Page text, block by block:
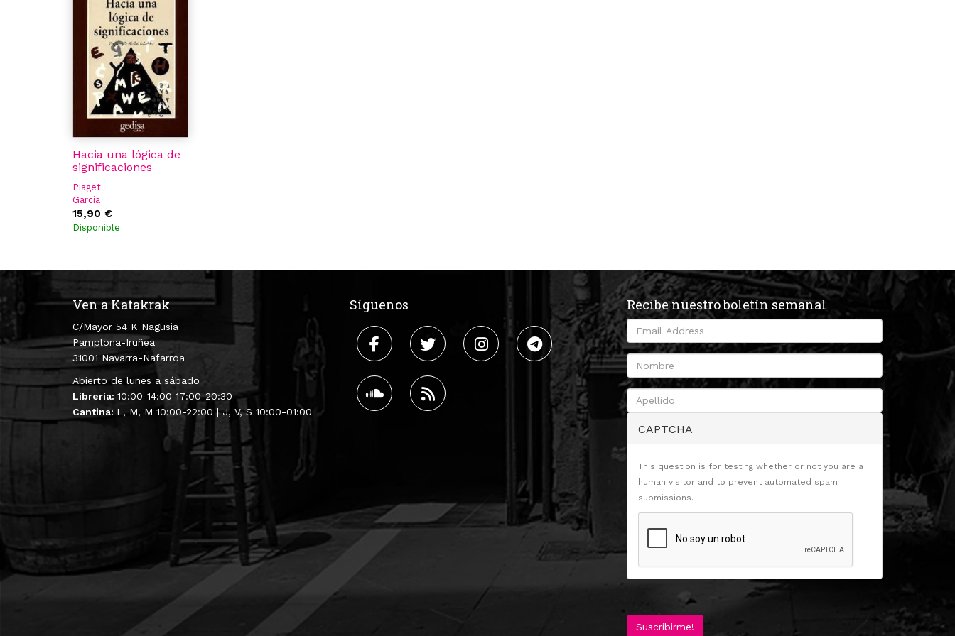
Hacia una lógica de
significaciones
Piaget
Garcia
15,90 €
Disponible
Ven a Katakrak
C/Mayor 54 K Nagusia
Pamplona-Iruñea
31001 Navarra-Nafarroa
Abierto de lunes a sábado
Librería: 10:00-14:00 17:00-20:30
Cantina: L, M, M 10:00-22:00 | J, V, S 10:00-01:00
Síguenos Recibe nuestro boletín semanal
CAPTCHA
This question is for testing whether or not you are a
human visitor and to prevent automated spam
submissions.
Suscribirme!